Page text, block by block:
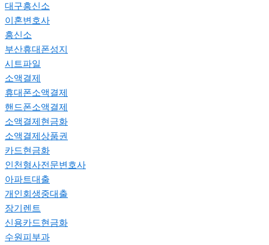
대구흥신소
이혼변호사
흥신소
부산휴대폰성지
시트파일
소액결제
휴대폰소액결제
핸드폰소액결제
소액결제현금화
소액결제상품권
카드현금화
인천형사전문변호사
아파트대출
개인회생중대출
장기렌트
신용카드현금화
수원피부과